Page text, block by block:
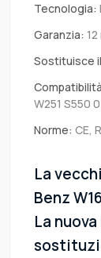
Tecnologia:
Garanzia:
Sostituisce
W251 S550
Norme: CE,
La
Benz
La